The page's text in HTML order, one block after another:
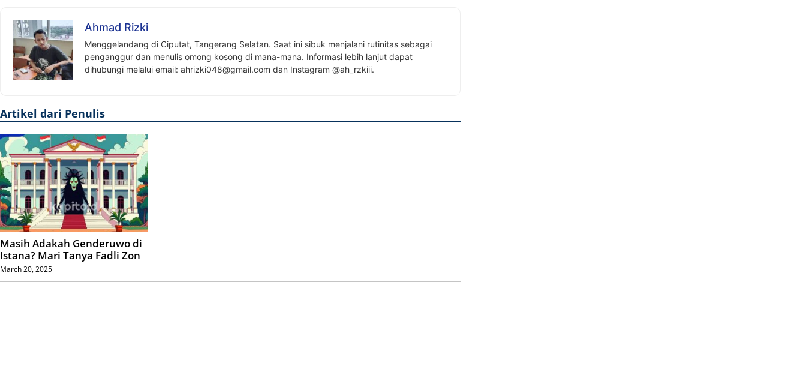
Ahmad Rizki
Menggelandang di Ciputat, Tangerang Selatan. Saat ini sibuk menjalani rutinitas sebagai
penganggur dan menulis omong kosong di mana-mana. Informasi lebih lanjut dapat
dihubungi melalui email: ahrizki048@gmail.com dan Instagram @ah_rzkiii.
Artikel dari Penulis
Masih Adakah Genderuwo di
Istana? Mari Tanya Fadli Zon
March 20, 2025